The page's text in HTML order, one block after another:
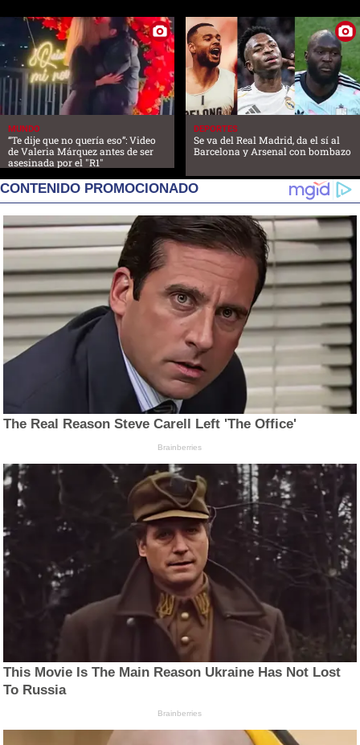
MUNDO
“Te dije que no quería eso”: Video
de Valeria Márquez antes de ser
asesinada por el "R1"
DEPORTES
Se va del Real Madrid, da el sí al
Barcelona y Arsenal con bombazo
CONTENIDO PROMOCIONADO
The Real Reason Steve Carell Left 'The Office'
Brainberries
This Movie Is The Main Reason Ukraine Has Not Lost
To Russia
Brainberries